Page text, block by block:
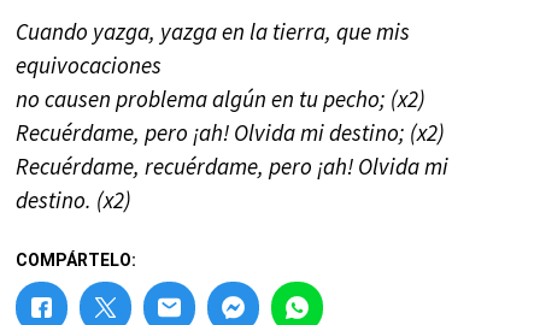
Cuando yazga, yazga en la tierra, que mis
equivocaciones
no causen problema algún en tu pecho; (x2)
Recuérdame, pero ¡ah! Olvida mi destino; (x2)
Recuérdame, recuérdame, pero ¡ah! Olvida mi
destino. (x2)
COMPÁRTELO: